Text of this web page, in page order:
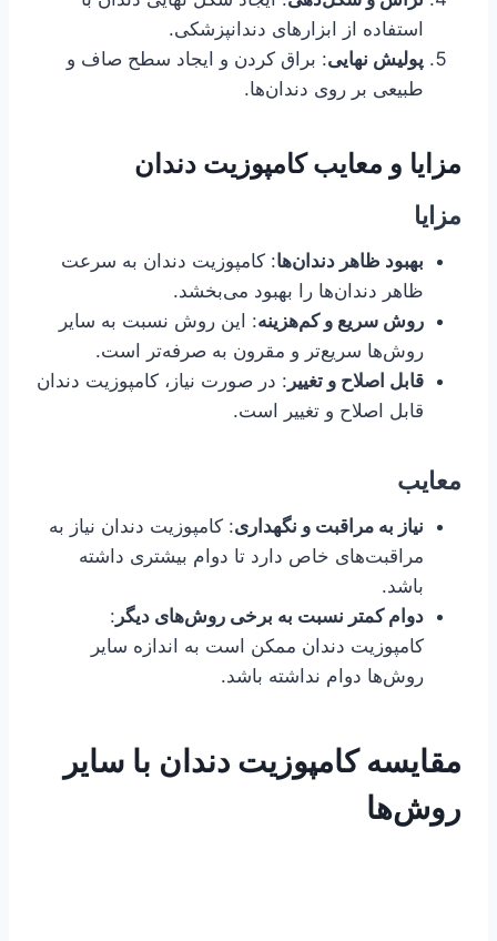
استفاده از ابزارهای دندانپزشکی.
پولیش نهایی: براق کردن و ایجاد سطح صاف و
طبیعی بر روی دندان‌ها.
مزایا و معایب کامپوزیت دندان
مزایا
بهبود ظاهر دندان‌ها: کامپوزیت دندان به سرعت
ظاهر دندان‌ها را بهبود می‌بخشد.
روش سریع و کم‌هزینه: این روش نسبت به سایر
روش‌ها سریع‌تر و مقرون به صرفه‌تر است.
قابل اصلاح و تغییر : در صورت نیاز، کامپوزیت دندان
قابل اصلاح و تغییر است.
معایب
نیاز به مراقبت و نگهداری: کامپوزیت دندان نیاز به
مراقبت‌های خاص دارد تا دوام بیشتری داشته
باشد.
دوام کمتر نسبت به برخی روش‌های دیگر :
کامپوزیت دندان ممکن است به اندازه سایر
روش‌ها دوام نداشته باشد.
مقایسه کامپوزیت دندان با سایر
روش‌ها